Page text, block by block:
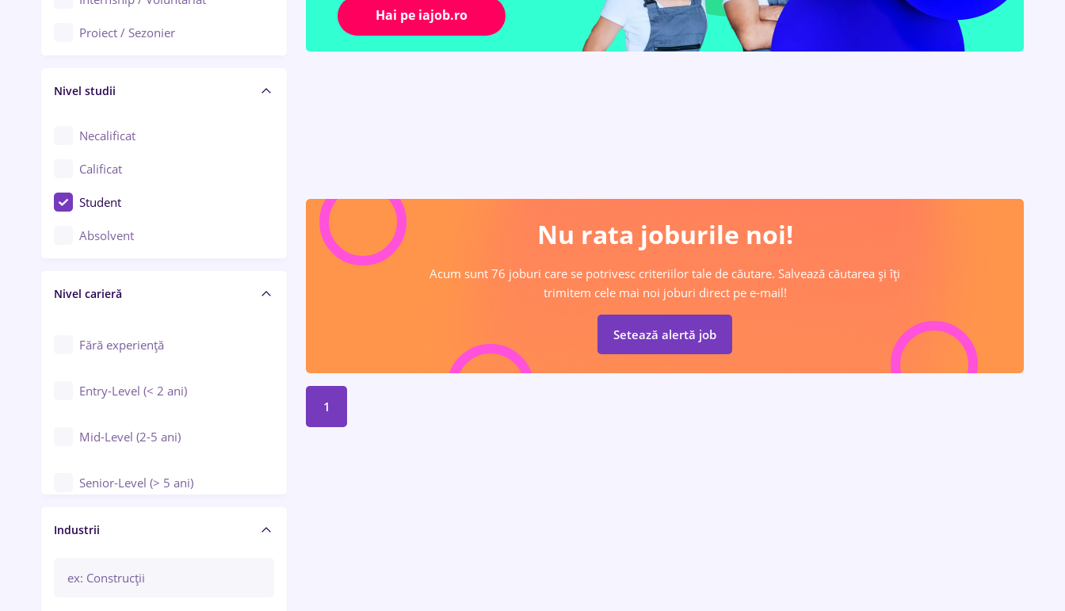
Bârlad
Bistrița (Bistrița-Năsăud)
Automatizări
Cercetare - dezvoltare
Chimie / Biochimie
Confecții / Design vestimentar
Construcții / Instalații
Controlul calității
Educație / Training / Arte
Proiect / Sezonier
Nivel studii
Necalificat
Calificat
Student
Absolvent
Nivel carieră
Fără experiență
Entry-Level (< 2 ani)
Mid-Level (2-5 ani)
Senior-Level (> 5 ani)
Manager / Executiv
Industrii
Hai pe iajob.ro
Nu rata joburile noi!
Acum sunt 76 joburi care se potrivesc criteriilor tale de căutare. Salvează căutarea și îți
trimitem cele mai noi joburi direct pe e-mail!
Setează alertă job
1